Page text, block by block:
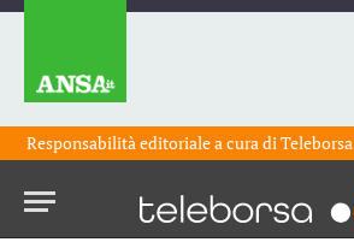
Responsabilità editoriale a cura diTeleborsa